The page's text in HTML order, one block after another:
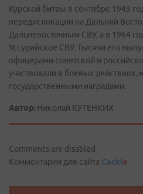
Курской битвы в сентябре 1943
передислокации на Дальний
Дальневосточным СВУ, а в 1964
Уссурийское СВУ. Тысячи его
офицерами советской и
участвовали в боевых действиях,
государственными наградами.
Автор: Николай КУТЕНКИХ
Comments are disabled
Комментарии для сайта Cackle